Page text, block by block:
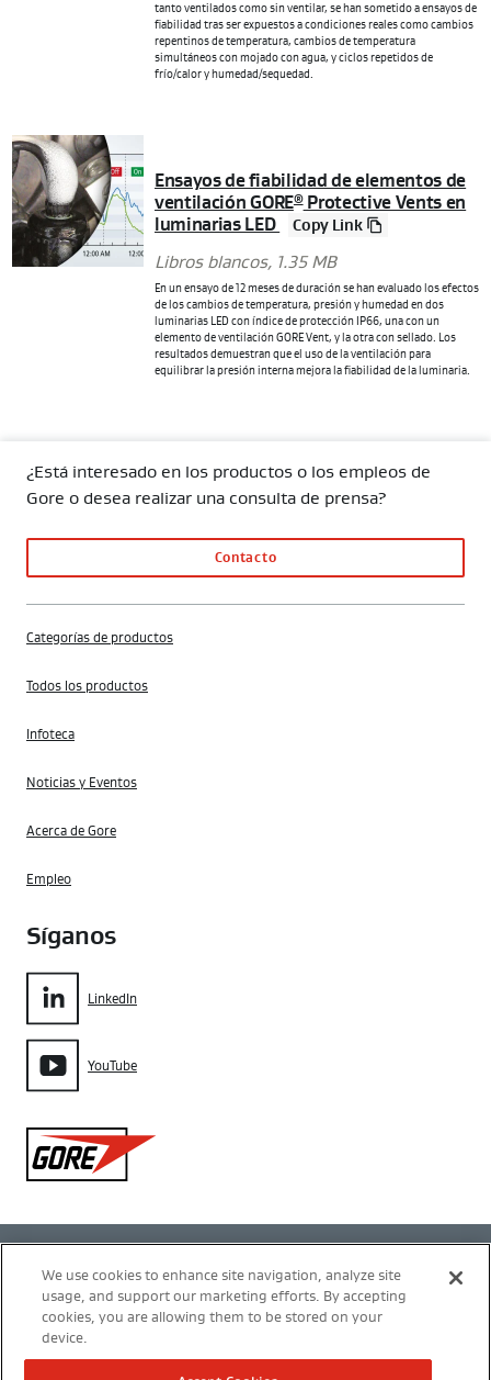
tanto ventilados como sin ventilar, se han sometido a ensayos de
fiabilidad tras ser expuestos a condiciones reales como cambios
repentinos de temperatura, cambios de temperatura
simultáneos con mojado con agua, y ciclos repetidos de
frío/calor y humedad/sequedad.
Ensayos de fiabilidad de elementos de
ventilación GORE®Protective Vents en
luminarias LED
Copy Link
Libros blancos, 1.35 MB
En un ensayo de 12 meses de duración se han evaluado los efectos
de los cambios de temperatura, presión y humedad en dos
luminarias LED con índice de protección IP66, una con un
elemento de ventilación GORE Vent, y la otra con sellado. Los
resultados demuestran que el uso de la ventilación para
equilibrar la presión interna mejora la fiabilidad de la luminaria.
¿Está interesado en los productos o los empleos de
Gore o desea realizar una consulta de prensa?
Contacto
Categorías de productos
Todos los productos
Infoteca
Noticias y Eventos
Acerca de Gore
Empleo
Síganos
LinkedIn
YouTube
Gore
Política de privacidad
Configuración de cookies
Términos de uso
We use cookies to enhance site navigation, analyze site
usage, and support our marketing efforts. By accepting
cookies, you are allowing them to be stored on your
device.